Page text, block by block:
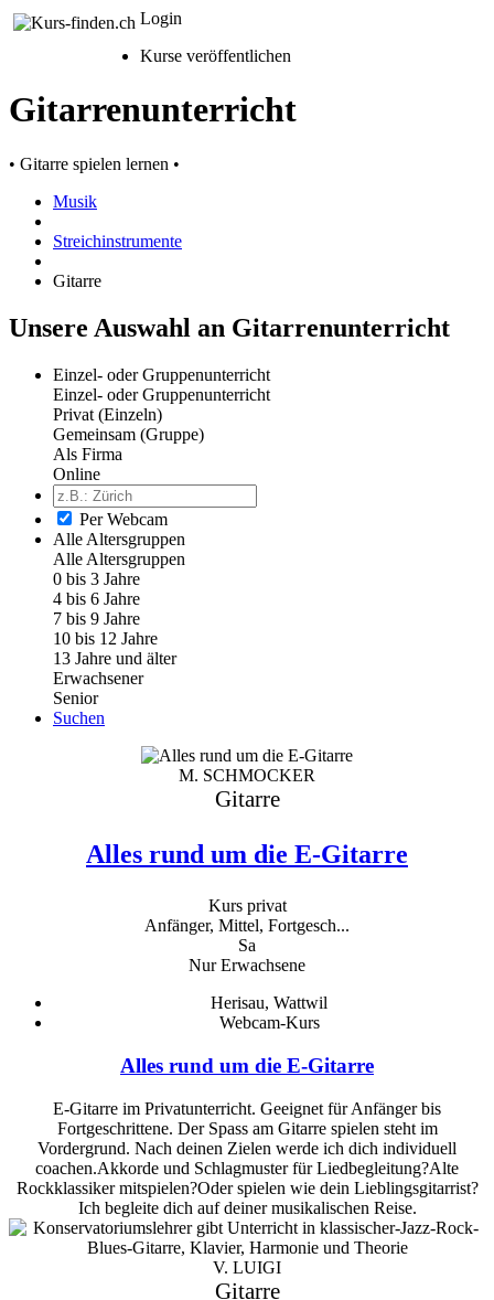
Login
Kurse veröffentlichen
Gitarrenunterricht
• Gitarre spielen lernen •
Musik
Streichinstrumente
Gitarre
Unsere Auswahl an Gitarrenunterricht
Einzel- oder Gruppenunterricht
Einzel- oder Gruppenunterricht
Privat (Einzeln)
Gemeinsam (Gruppe)
Als Firma
Online
Per Webcam
Alle Altersgruppen
Alle Altersgruppen
0 bis 3 Jahre
4 bis 6 Jahre
7 bis 9 Jahre
10 bis 12 Jahre
13 Jahre und älter
Erwachsener
Senior
Suchen
M. SCHMOCKER
Gitarre
Alles rund um die E-Gitarre
Kurs privat
Anfänger, Mittel, Fortgesch...
Sa
Nur Erwachsene
Herisau, Wattwil
Webcam-Kurs
Alles rund um die E-Gitarre
E-Gitarre im Privatunterricht. Geeignet für Anfänger bis
Fortgeschrittene. Der Spass am Gitarre spielen steht im
Vordergrund. Nach deinen Zielen werde ich dich individuell
coachen.Akkorde und Schlagmuster für Liedbegleitung?Alte
Rockklassiker mitspielen?Oder spielen wie dein Lieblingsgitarrist?
Ich begleite dich auf deiner musikalischen Reise.
V. LUIGI
Gitarre